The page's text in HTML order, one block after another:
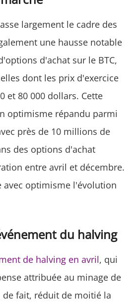
largement le cadre des
une hausse notable
d'achat sur le BTC,
dont les prix d'exercice
et 80 000 dollars. Cette
optimisme répandu parmi
près de 10 millions de
des options d'achat
entre avril et décembre.
avec optimisme l'évolution
du halving
de halving en avril, qui
attribuée au minage de
de fait, réduit de moitié la